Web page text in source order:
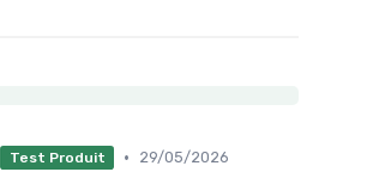
Test Produit •
29/05/2026